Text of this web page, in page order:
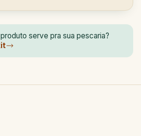
serve pra sua pescaria?